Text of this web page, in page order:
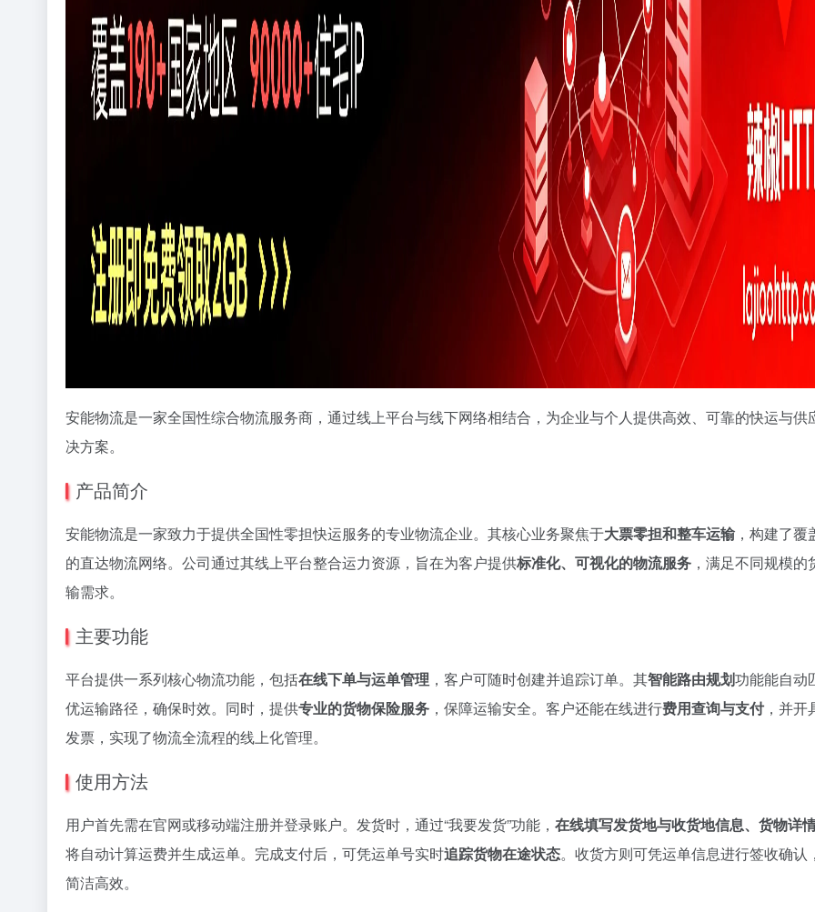
安能物流是一家全国性综合物流服务商，通过线上平台与线下网络相结合，为企业与个人提供高效、可靠的快运与供
决方案。
产品简介
安能物流是一家致力于提供全国性零担快运服务的专业物流企业。其核心业务聚焦于大票零担和整车运输 ，构建了覆
的直达物流网络。公司通过其线上平台整合运力资源，旨在为客户提供标准化、可视化的物流服务 ，满足不同规模的
输需求。
主要功能
平台提供一系列核心物流功能，包括在线下单与运单管理 ，客户可随时创建并追踪订单。其智能路由规划功能能自动
优运输路径，确保时效。同时，提供专业的货物保险服务 ，保障运输安全。客户还能在线进行费用查询与支付，并开
发票，实现了物流全流程的线上化管理。
使用方法
用户首先需在官网或移动端注册并登录账户。发货时，通过“我要发货”功能， 在线填写发货地与收货地信息、货物详
将自动计算运费并生成运单。完成支付后，可凭运单号实时追踪货物在途状态。收货方则可凭运单信息进行签收确认
简洁高效。